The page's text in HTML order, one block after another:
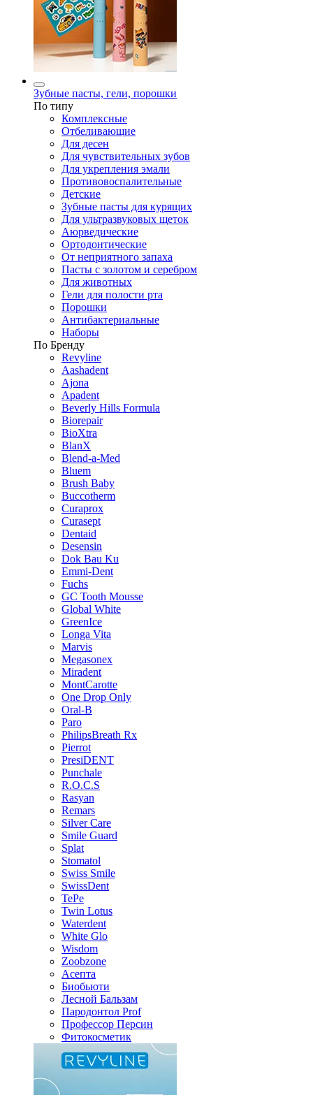
Зубные пасты, гели, порошки
По типу
Комплексные
Отбеливающие
Для десен
Для чувствительных зубов
Для укрепления эмали
Противовоспалительные
Детские
Зубные пасты для курящих
Для ультразвуковых щеток
Аюрведические
Ортодонтические
От неприятного запаха
Пасты с золотом и серебром
Для животных
Гели для полости рта
Порошки
Антибактериальные
Наборы
По Бренду
Revyline
Aashadent
Ajona
Apadent
Beverly Hills Formula
Biorepair
BioXtra
BlanX
Blend-a-Med
Bluem
Brush Baby
Buccotherm
Curaprox
Curasept
Dentaid
Desensin
Dok Bau Ku
Emmi-Dent
Fuchs
GC Tooth Mousse
Global White
GreenIce
Longa Vita
Marvis
Megasonex
Miradent
MontCarotte
One Drop Only
Oral-B
Paro
PhilipsBreath Rx
Pierrot
PresiDENT
Punchale
R.O.C.S
Rasyan
Remars
Silver Care
Smile Guard
Splat
Stomatol
Swiss Smile
SwissDent
TePe
Twin Lotus
Waterdent
White Glo
Wisdom
Zoobzone
Асепта
Биобьюти
Лесной Бальзам
Пародонтол Prof
Профессор Персин
Фитокосметик